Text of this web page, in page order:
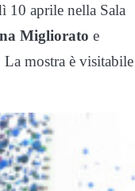
aprile nella Sala
Migliorato e
mostra è visitabile